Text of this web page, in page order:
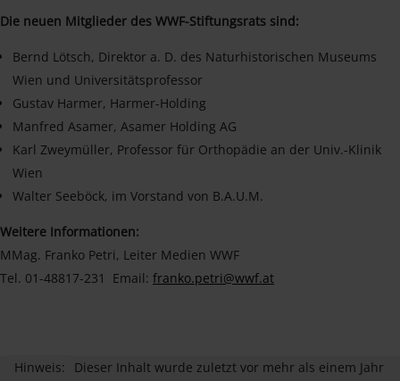
Die neuen Mitglieder des WWF-Stiftungsrats sind:
Bernd Lötsch, Direktor a. D. des Naturhistorischen Museums
Wien und Universitätsprofessor
Gustav Harmer, Harmer-Holding
Manfred Asamer, Asamer Holding AG
Karl Zweymüller, Professor für Orthopädie an der Univ.-Klinik
Wien
Walter Seeböck, im Vorstand von B.A.U.M.
Weitere Informationen:
MMag. Franko Petri, Leiter Medien WWF
Tel. 01-48817-231 Email: franko.petri@wwf.at
Hinweis:
Dieser Inhalt wurde zuletzt vor mehr als einem Jahr